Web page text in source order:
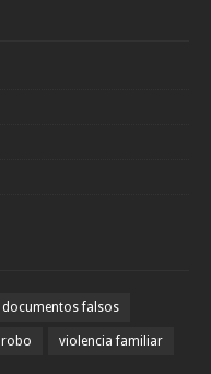
documentos falsos
robo violencia familiar